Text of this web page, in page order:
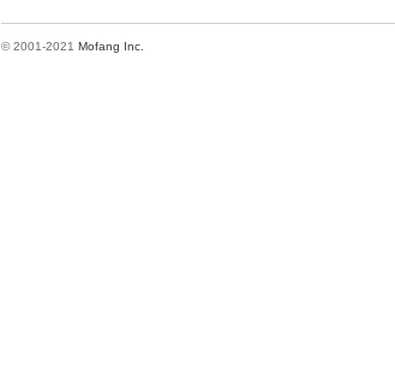
© 2001-2021 Mofang Inc.